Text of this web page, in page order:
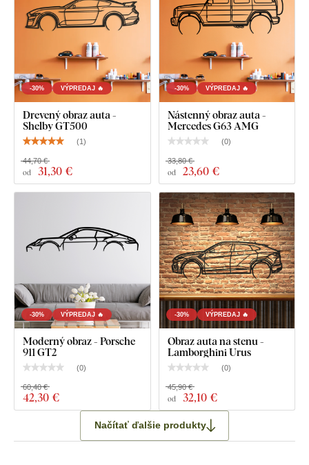
Nástenná silueta auta - Mustang
-30% VÝPREDAJ 🔥
Drevený obraz auta -
Shelby GT500
(1 )
od 31,30 €
44,70 €
-30% VÝPREDAJ 🔥
Nástenný obraz auta -
Mercedes G63 AMG
(0)
od 23,60 €
33,80 €
-30% VÝPREDAJ 🔥
Moderný obraz - Porsche
911 GT2
(0)
42,30 €
60,40 €
-30% VÝPREDAJ 🔥
Obraz auta na stenu -
Lamborghini Urus
(0)
od 32,10 €
45,90 €
Načítať ďalšie produkty